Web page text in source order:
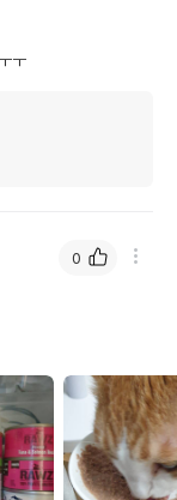
ㅜ
0